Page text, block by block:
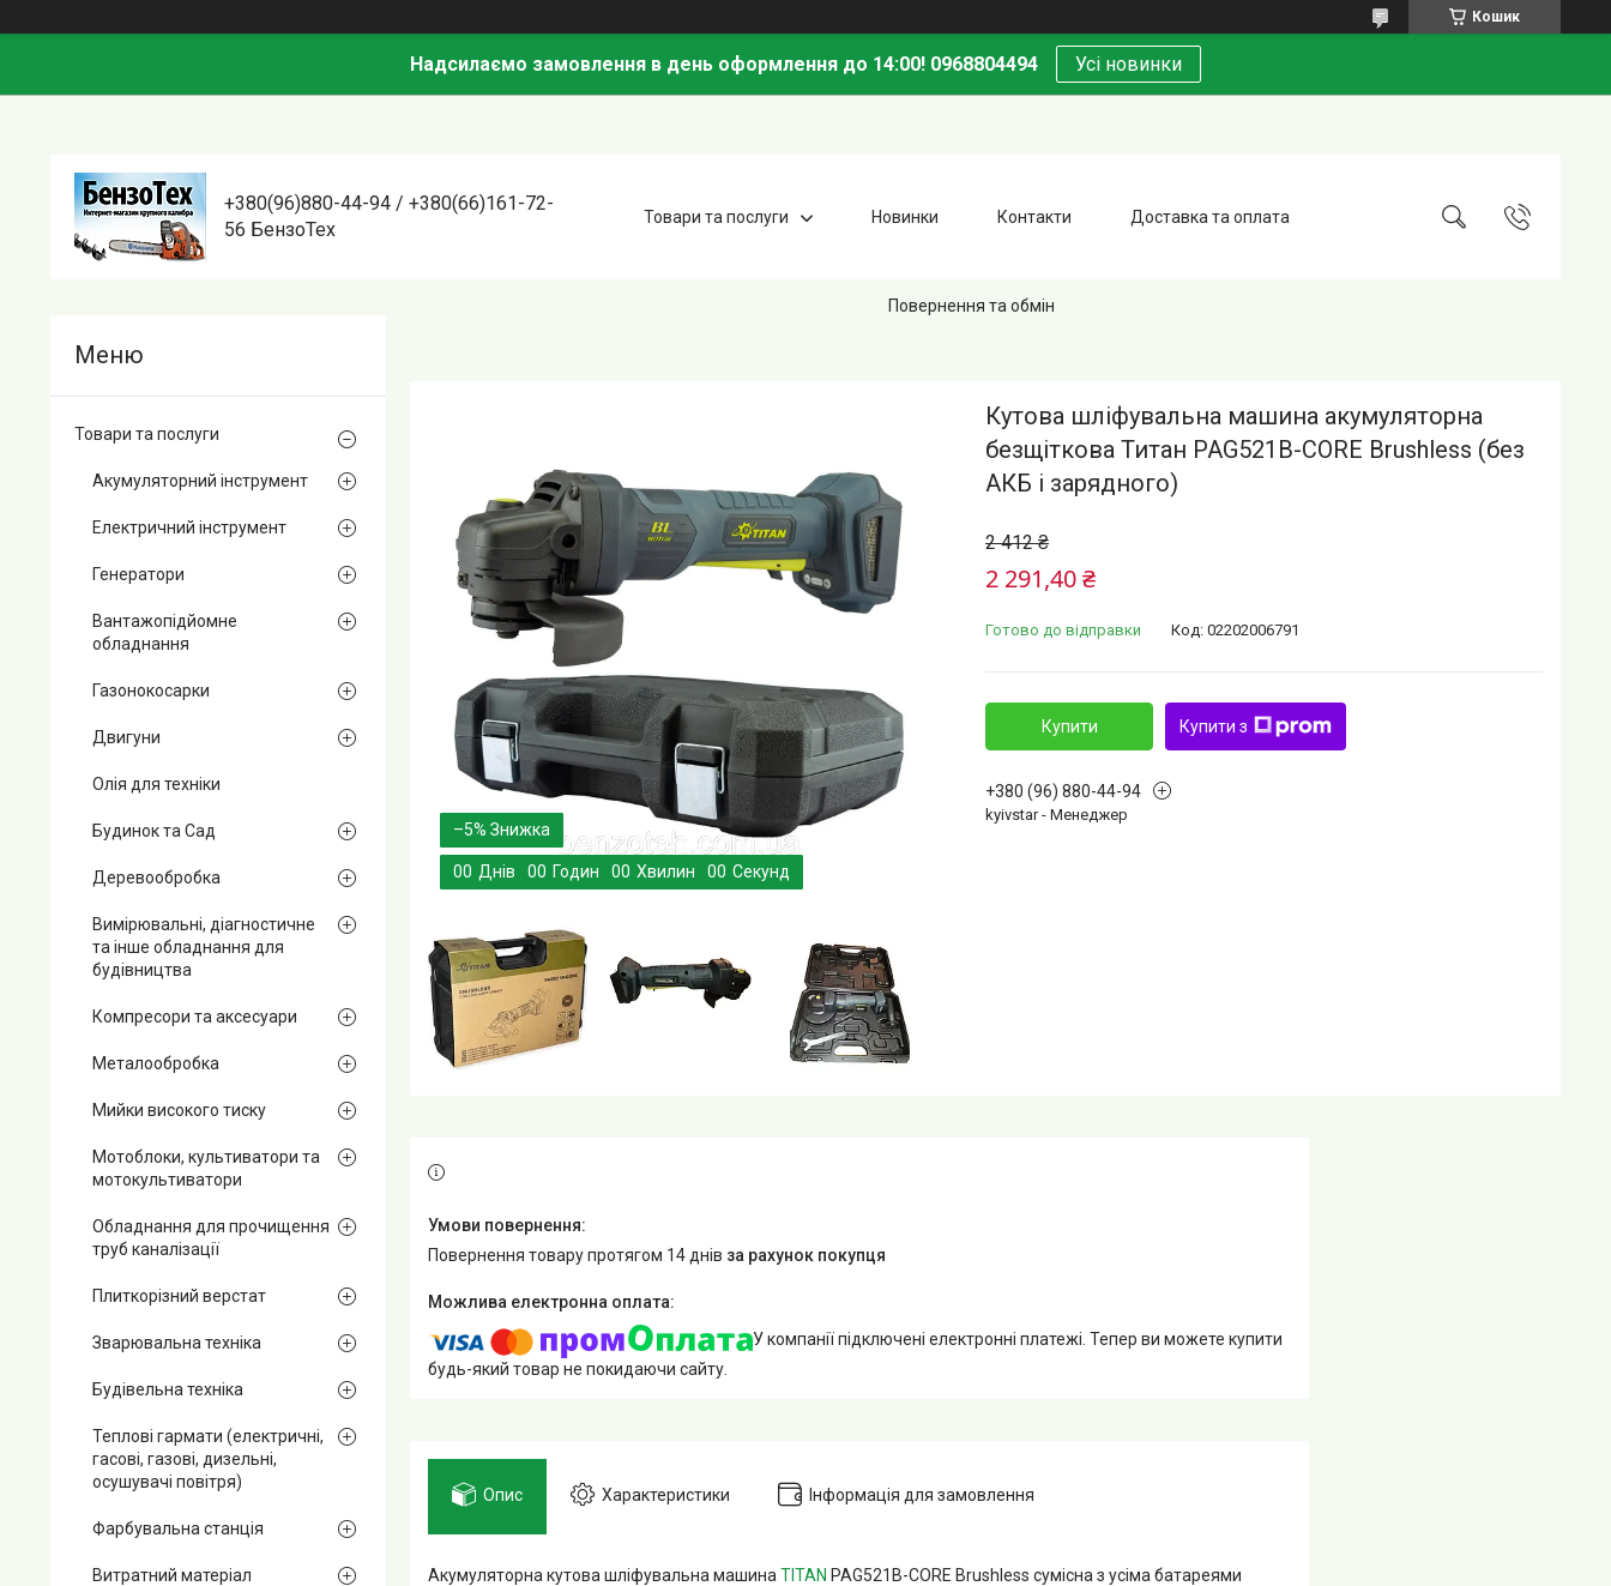
Кошик
Надсилаємо замовлення в день оформлення до 14:00! 0968804494 Усі новинки
+380(96)880-44-94 / +380(66)161-72-
56 БензоТех
Товари та послуги Новинки Контакти Доставка та оплата
Повернення та обмін
–5%
00 Днів 00 Годин 00 Хвилин 00 Секунд
Кутова шліфувальна машина акумуляторна
безщіткова Титан PAG521B-CORE Brushless (без
АКБ і зарядного)
2 412 ₴
2 291,40 ₴
Готово до відправки Код: 02202006791
Купити Купити з
+380 (96) 880-44-94
kyivstar - Менеджер
повернення товару протягом 14 днів за рахунок покупця
У компанії підключені електронні платежі. Тепер ви можете купити
будь-який товар не покидаючи сайту.
Опис Характеристики Інформація для замовлення
Акумуляторна кутова шліфувальна машина TITAN PAG521B-CORE Brushless сумісна з усіма батареями
Товари та послуги
Акумуляторний інструмент
Електричний інструмент
Генератори
Вантажопідйомне
обладнання
Газонокосарки
Двигуни
Олія для техніки
Будинок та Сад
Деревообробка
Вимірювальні, діагностичне
та інше обладнання для
будівництва
Компресори та аксесуари
Металообробка
Мийки високого тиску
Мотоблоки, культиватори та
мотокультиватори
Обладнання для прочищення
труб каналізації
Плиткорізний верстат
Зварювальна техніка
Будівельна техніка
Теплові гармати (електричні,
гасові, газові, дизельні,
осушувачі повітря)
Фарбувальна станція
Витратний матеріал